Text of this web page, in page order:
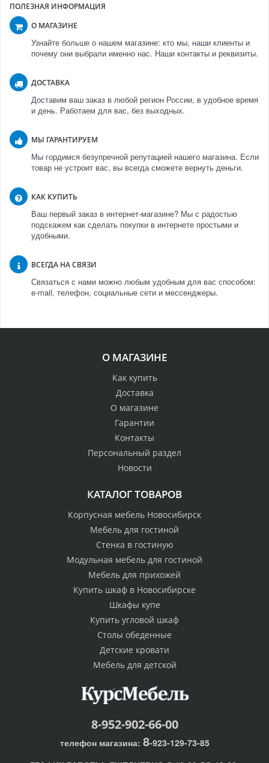
ПОЛЕЗНАЯ ИНФОРМАЦИЯ
О МАГАЗИНЕ
Узнайте больше о нашем магазине: кто мы, наши клиенты и
почему они выбрали именно нас. Наши контакты и реквизиты.
ДОСТАВКА
Доставим ваш заказ в любой регион России, в удобное время
и день. Работаем для вас, без выходных.
МЫ ГАРАНТИРУЕМ
Мы гордимся безупречной репутацией нашего магазина. Если
товар не устроит вас, вы всегда сможете вернуть деньги.
КАК КУПИТЬ
Ваш первый заказ в интернет-магазине? Мы с радостью
подскажем как сделать покупки в интернете простыми и
удобными.
ВСЕГДА НА СВЯЗИ
Связаться с нами можно любым удобным для вас способом:
e-mail, телефон, социальные сети и мессенджеры.
О МАГАЗИНЕ
Как купить
Доставка
О магазине
Гарантии
Контакты
Персональный раздел
Новости
КАТАЛОГ ТОВАРОВ
Корпусная мебель Новосибирск
Мебель для гостиной
Стенка в гостиную
Модульная мебель для гостиной
Мебель для прихожей
Купить шкаф в Новосибирске
Шкафы купе
Купить угловой шкаф
Столы обеденные
Детские кровати
Мебель для детской
8-952-902-66-00
телефон магазина: 8-923-129-73-85